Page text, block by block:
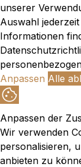
unserer
Auswahl
Informationen
Anpassen Alle
Anpassen der
Wir verwenden
personalisieren,
anbieten zu